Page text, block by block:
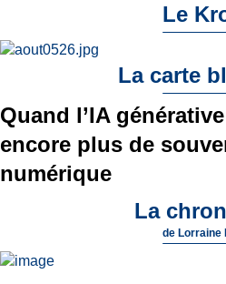
Le
La carte
Quand l’IA
encore plus de
numérique
La
de Lorraine